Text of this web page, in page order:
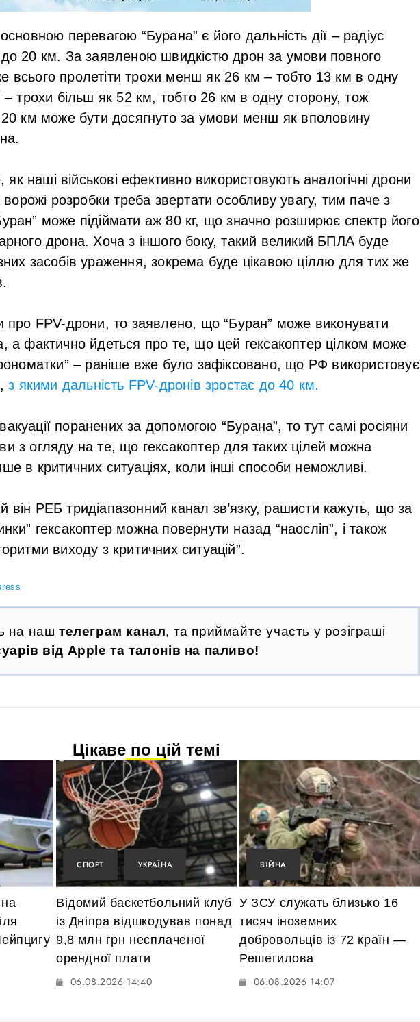
перевагою “Бурана” є його дальність дії – радіус
20 км. За заявленою швидкістю дрон за умови повного
всього пролетіти трохи менш як 26 км – тобто 13 км в одну
– трохи більш як 52 км, тобто 26 км в одну сторону, тож
20 км може бути досягнуто за умови менш як вполовину
як наші військові ефективно використовують аналогічні дрони
розробки треба звертати особливу увагу, тим паче з
може підіймати аж 80 кг, що значно розширює спектр його
дрона. Хоча з іншого боку, такий великий БПЛА буде
засобів ураження, зокрема буде цікавою ціллю для тих же
про FPV-дрони, то заявлено, що “Буран” може виконувати
а фактично йдеться про те, що цей гексакоптер цілком може
– раніше вже було зафіксовано, що РФ використовує
з якими дальність FPV-дронів зростає до 40 км.
поранених за допомогою “Бурана”, то тут самі росіяни
з огляду на те, що гексакоптер для таких цілей можна
в критичних ситуаціях, коли інші способи неможливі.
РЕБ тридіапазонний канал зв’язку, рашисти кажуть, що за
гексакоптер можна повернути назад “наосліп”, і також
виходу з критичних ситуацій”.
на наш телеграм канал, та приймайте участь у розіграші
від Apple та талонів на паливо!
Цікаве по цій темі
СПОРТ УКРАЇНА
Відомий баскетбольний клуб
із Дніпра відшкодував понад
9,8 млн грн несплаченої
орендної плати
06.08.2026 14:40
ВІЙНА
У ЗСУ служать близько 16
тисяч іноземних
добровольців із 72 країн —
Решетилова
06.08.2026 14:07